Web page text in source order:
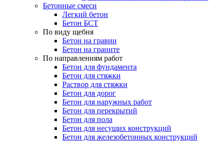
Бетонные смеси
Легкий бетон
Бетон БСТ
По виду щебня
Бетон на гравии
Бетон на граните
По направлениям работ
Бетон для фундамента
Бетон для стяжки
Раствор для стяжки
Бетон для дорог
Бетон для наружных работ
Бетон для перекрытий
Бетон для пола
Бетон для несущих конструкций
Бетон для железобетонных конструкций